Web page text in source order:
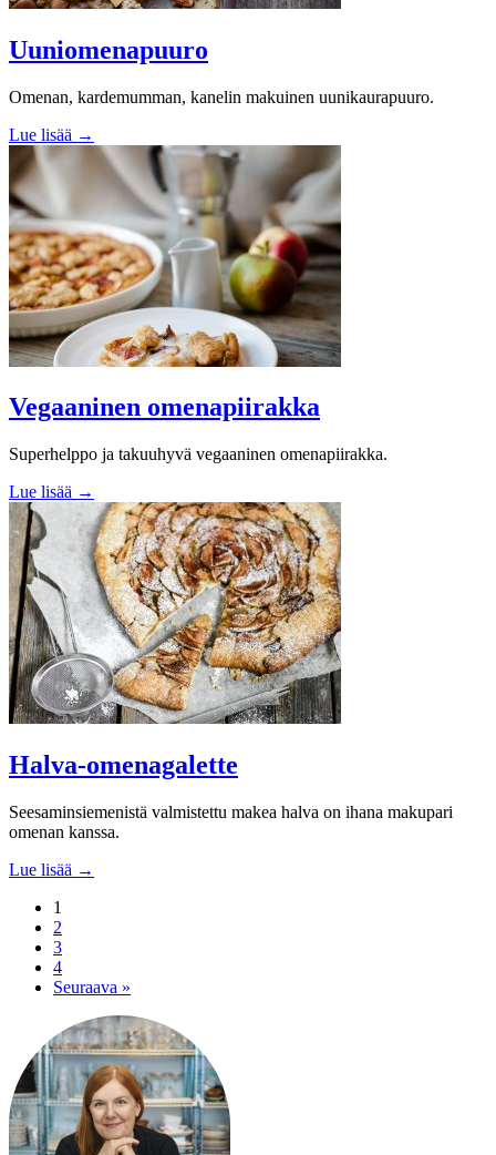
Uuniomenapuuro
Omenan, kardemumman, kanelin makuinen uunikaurapuuro.
Lue lisää →
Vegaaninen omenapiirakka
Superhelppo ja takuuhyvä vegaaninen omenapiirakka.
Lue lisää →
Halva-omenagalette
Seesaminsiemenistä valmistettu makea halva on ihana makupari
omenan kanssa.
Lue lisää →
1
2
3
4
Seuraava »